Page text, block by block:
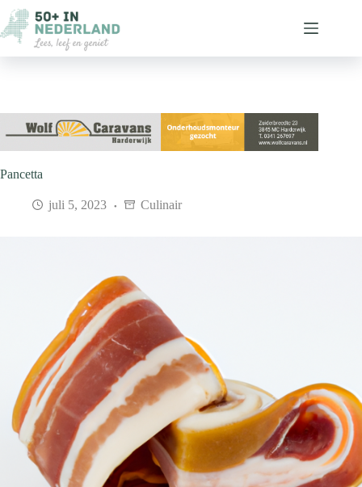
naar
de
inhoud
Pancetta
juli 5, 2023 Culinair